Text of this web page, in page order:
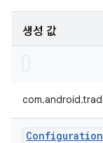
생성 값
Configuration